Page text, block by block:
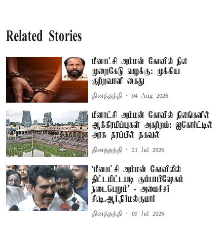
Related Stories
மீனாட்சி அம்மன் கோவில் நில
முறைகேடு வழக்கு: முக்கிய
குற்றவாளி கைது
தினத்தந்தி 04 Aug 2026
மீனாட்சி அம்மன் கோவில் நிலங்களில்
ஆக்கிரமிப்புகள் அகற்றம்: ஐகோர்ட்டில்
அரசு தரப்பில் தகவல்
தினத்தந்தி 21 Jul 2026
‘மீனாட்சி அம்மன் கோவிலில்
திட்டமிட்டபடி கும்பாபிஷேகம்
நடைபெறும்’ - அமைச்சர்
சி.டி.ஆர்.நிர்மல்குமார்
தினத்தந்தி 05 Jul 2026